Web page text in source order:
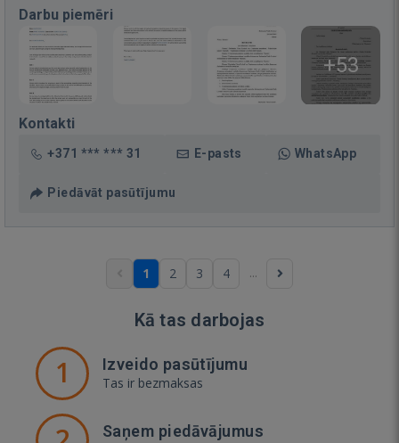
Darbu piemēri
+53
Kontakti
+371 *** *** 31 E-pasts WhatsApp
Piedāvāt pasūtījumu
1 2 3 4 ...
Kā tas darbojas
1 Izveido pasūtījumu
Tas ir bezmaksas
Saņem piedāvājumus